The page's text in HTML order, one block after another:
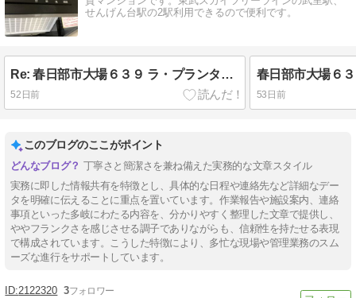
せんげん台駅の2駅利用できるので便利です。
Re: 春日部市大場６３９ ラ・プランタン 作業終了
52日前 53日前
このブログのここがポイント
丁寧さと簡潔さを兼ね備えた実務的な文章スタイル
実務に即した情報共有を特徴とし、具体的な日程や連絡先など詳細なデー
タを明確に伝えることに重点を置いています。作業報告や施設案内、連絡
事項といった多岐にわたる内容を、分かりやすく整理した文章で提供し、
ややフランクさを感じさせる調子でありながらも、信頼性を持たせる表現
で構成されています。こうした特徴により、多忙な現場や管理業務のスム
ーズな進行をサポートしています。
2122320 3